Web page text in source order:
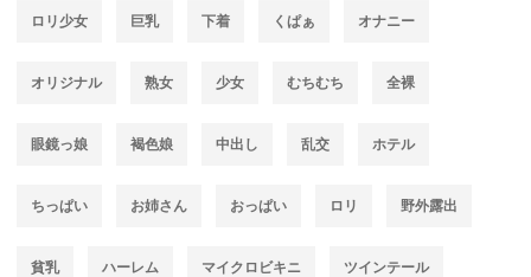
ロリ少女 巨乳 下着 くぱぁ オナニー
オリジナル 熟女 少女 むちむち 全裸
眼鏡っ娘 褐色娘 中出し 乱交 ホテル
ちっぱい お姉さん おっぱい ロリ 野外露出
貧乳 ハーレム マイクロビキニ ツインテール